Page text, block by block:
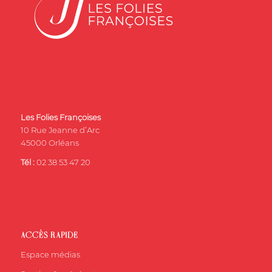
Les Folies Françoises
10 Rue Jeanne d’Arc
45000 Orléans
Tél : 02 38 53 47 20
ACCÈS RAPIDE
Espace médias